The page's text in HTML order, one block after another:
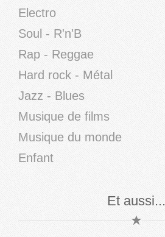
Electro
Soul - R'n'B
Rap - Reggae
Hard rock - Métal
Jazz - Blues
Musique de films
Musique du monde
Enfant
Et aussi...